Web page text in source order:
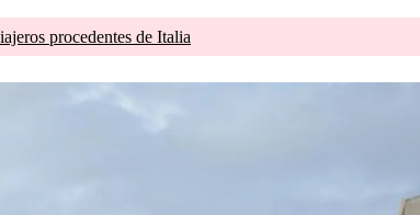
procedentes de Italia